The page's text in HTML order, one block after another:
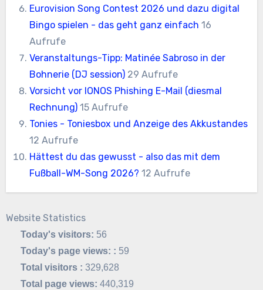
Eurovision Song Contest 2026 und dazu digital
Bingo spielen - das geht ganz einfach 16
Aufrufe
Veranstaltungs-Tipp: Matinée Sabroso in der
Bohnerie (DJ session) 29 Aufrufe
Vorsicht vor IONOS Phishing E-Mail (diesmal
Rechnung) 15 Aufrufe
Tonies - Toniesbox und Anzeige des Akkustandes
12 Aufrufe
Hättest du das gewusst - also das mit dem
Fußball-WM-Song 2026? 12 Aufrufe
Website Statistics
Today's visitors: 56
Today's page views: : 59
Total visitors :329,628
Total page views:440,319